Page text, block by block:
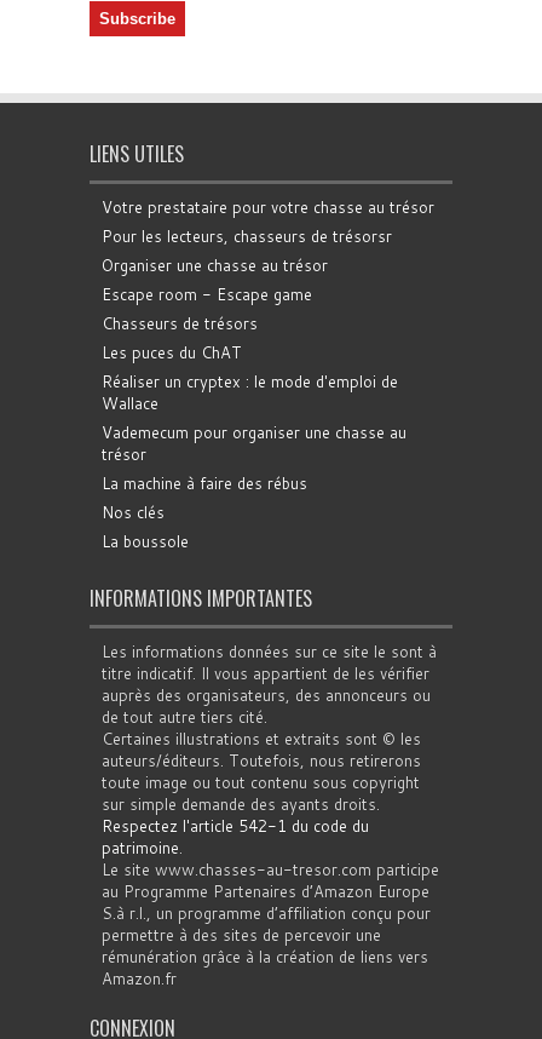
LIENS UTILES
Votre prestataire pour votre chasse au trésor
Pour les lecteurs, chasseurs de trésorsr
Organiser une chasse au trésor
Escape room - Escape game
Chasseurs de trésors
Les puces du ChAT
Réaliser un cryptex : le mode d'emploi de
Wallace
Vademecum pour organiser une chasse au
trésor
La machine à faire des rébus
Nos clés
La boussole
INFORMATIONS IMPORTANTES
Les informations données sur ce site le sont à
titre indicatif. Il vous appartient de les vérifier
auprès des organisateurs, des annonceurs ou
de tout autre tiers cité.
Certaines illustrations et extraits sont © les
auteurs/éditeurs. Toutefois, nous retirerons
toute image ou tout contenu sous copyright
sur simple demande des ayants droits.
Respectez l'article 542-1 du code du
patrimoine.
Le site www.chasses-au-tresor.com participe
au Programme Partenaires d’Amazon Europe
S.à r.l., un programme d’affiliation conçu pour
permettre à des sites de percevoir une
rémunération grâce à la création de liens vers
Amazon.fr
CONNEXION